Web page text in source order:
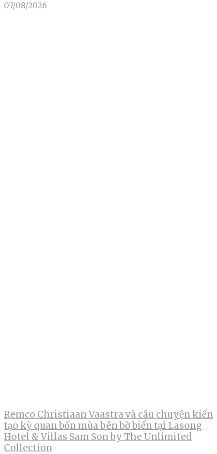
07/08/2026
Remco Christiaan Vaastra và câu chuyện kiến
tạo kỳ quan bốn mùa bên bờ biển tại Lasong
Hotel & Villas Sam Son by The Unlimited
Collection